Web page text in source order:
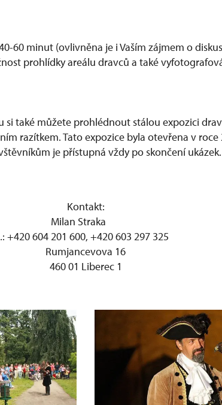
60 minut (ovlivněna je i Vaším zájmem o
prohlídky areálu dravců a také
si také můžete prohlédnout stálou expozici
razítkem. Tato expozice byla otevřena v roce
je přístupná vždy po skončení ukázek.
Kontakt:
Milan Straka
+420 604 201 600, +420 603 297 325
Rumjancevova 16
460 01 Liberec 1